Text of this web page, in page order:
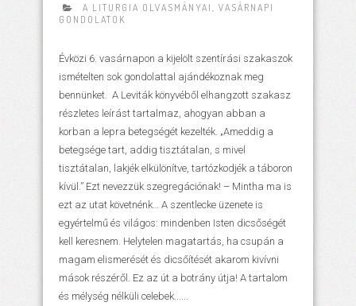
A LITURGIA OLVASMÁNYAI
VASÁRNAPI
GONDOLATOK
Évközi 6. vasárnapon a kijelölt szentírási szakaszok
ismételten sok gondolattal ajándékoznak meg
bennünket. A Leviták könyvéből elhangzott szakasz
részletes leírást tartalmaz, ahogyan abban a
korban a lepra betegségét kezelték. „Ameddig a
betegsége tart, addig tisztátalan, s mivel
tisztátalan, lakjék elkülönítve, tartózkodjék a táboron
kívül.” Ezt nevezzük szegregációnak! – Mintha ma is
ezt az utat követnénk… A szentlecke üzenete is
egyértelmű és világos: mindenben Isten dicsőségét
kell keresnem. Helytelen magatartás, ha csupán a
magam elismerését és dicsőítését akarom kivívni
mások részéről. Ez az út a botrány útja! A tartalom
és mélység nélküli celebek......